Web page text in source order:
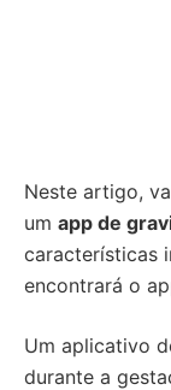
Neste artigo,
um app de
características
encontrará o
Um aplicativo
durante a